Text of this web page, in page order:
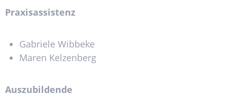
Praxisassistenz
Gabriele Wibbeke
Maren Kelzenberg
Auszubildende